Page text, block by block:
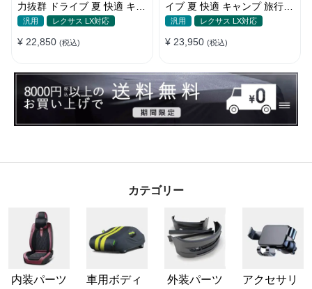
力抜群 ドライブ 夏 快適 キャ
ンプ 旅行 省スペース エアー
汎用 レクサス LX対応
¥ 22,850 (税込)
イブ 夏 快適 キャンプ 旅行
多用 取付簡単 収納便利 エア
汎用 レクサス LX対応
¥ 23,950 (税込)
カテゴリー
内装パーツ
車用ボディ
外装パーツ
アクセサリ